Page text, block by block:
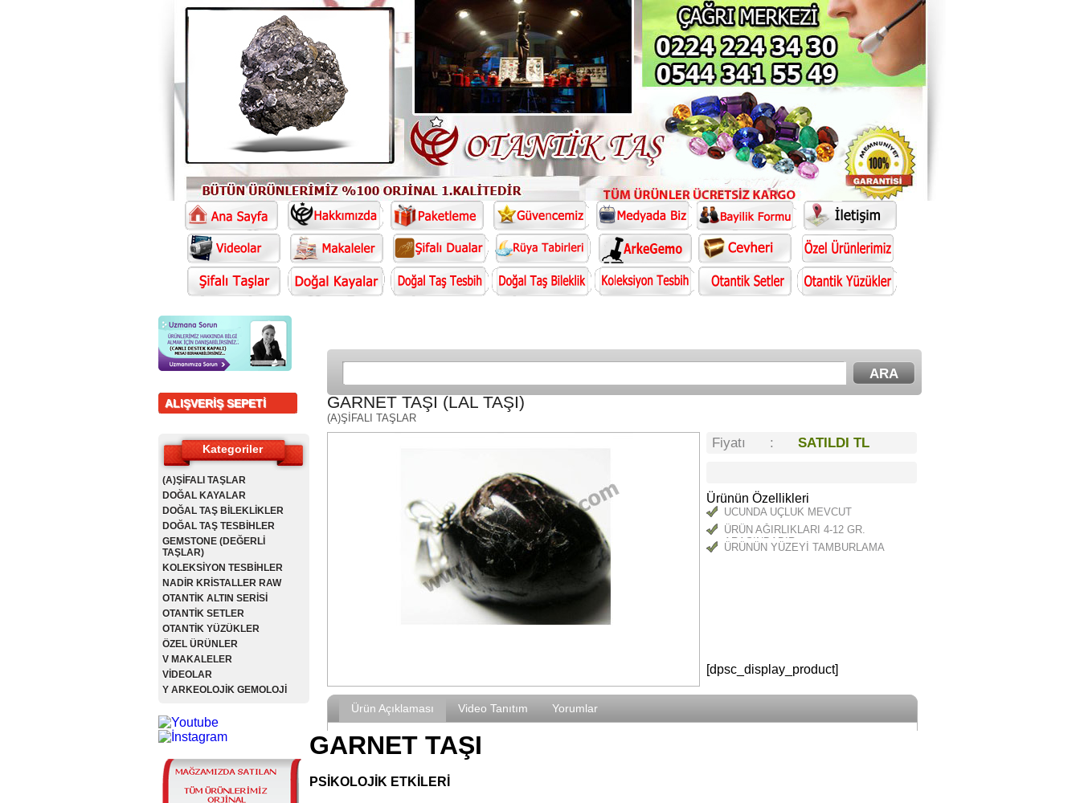
ALIŞVERİŞ SEPETİ
Kategoriler
(A)ŞİFALI TAŞLAR
DOĞAL KAYALAR
DOĞAL TAŞ BİLEKLİKLER
DOĞAL TAŞ TESBİHLER
GEMSTONE (DEĞERLİ
TAŞLAR)
KOLEKSİYON TESBİHLER
NADİR KRİSTALLER RAW
OTANTİK ALTIN SERİSİ
OTANTİK SETLER
OTANTİK YÜZÜKLER
ÖZEL ÜRÜNLER
V MAKALELER
VİDEOLAR
Y ARKEOLOJİK GEMOLOJİ
GARNET TAŞI (LAL TAŞI)
(A)ŞİFALI TAŞLAR
Fiyatı : SATILDI TL
Ürünün Özellikleri
UCUNDA UÇLUK MEVCUT
ÜRÜN AĞIRLIKLARI 4-12 GR.
ARASINDADIR.
ÜRÜNÜN YÜZEYİ TAMBURLAMA
[dpsc_display_product]
Ürün Açıklaması Video Tanıtım Yorumlar
GARNET TAŞI
PSİKOLOJİK ETKİLERİ